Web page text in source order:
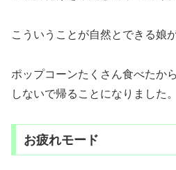
こういうことが自然とできる娘
ポップコーンたくさん食べたか
しないで帰ることになりました。
お疲れモード